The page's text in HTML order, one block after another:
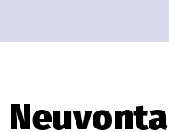
Neuvonta